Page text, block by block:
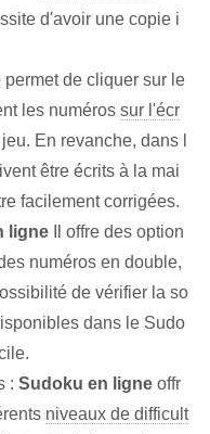
d'avoir une copie i
permet de cliquer sur le
les numéros sur l'écr
En revanche, dans l
être écrits à la mai
facilement corrigées.
ligne Il offre des option
numéros en double,
de vérifier la so
dans le Sudo
: Sudoku en ligne offr
niveaux de difficult